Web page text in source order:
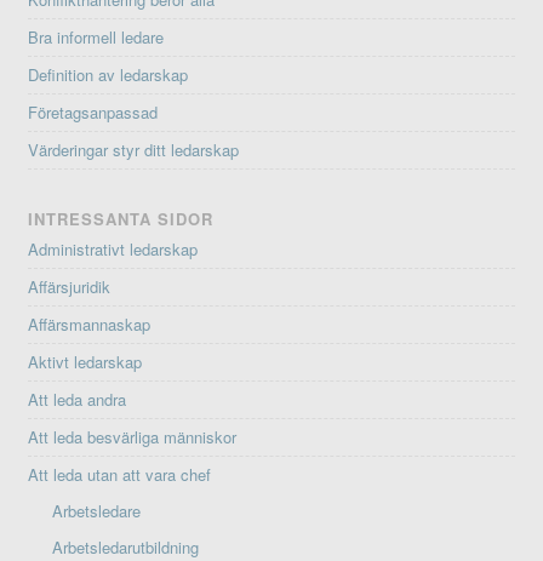
Bra informell ledare
Definition av ledarskap
Företagsanpassad
Värderingar styr ditt ledarskap
INTRESSANTA SIDOR
Administrativt ledarskap
Affärsjuridik
Affärsmannaskap
Aktivt ledarskap
Att leda andra
Att leda besvärliga människor
Att leda utan att vara chef
Arbetsledare
Arbetsledarutbildning